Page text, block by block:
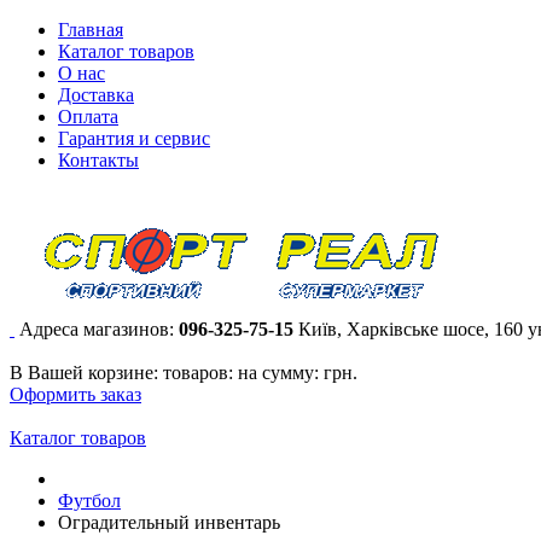
Главная
Каталог товаров
О нас
Доставка
Оплата
Гарантия и сервис
Контакты
Адреса магазинов: 096-325-75-15 Київ, Харківське шосе, 160
В Вашей корзине: товаров: на сумму: грн.
Оформить заказ
Каталог товаров
Футбол
Оградительный инвентарь